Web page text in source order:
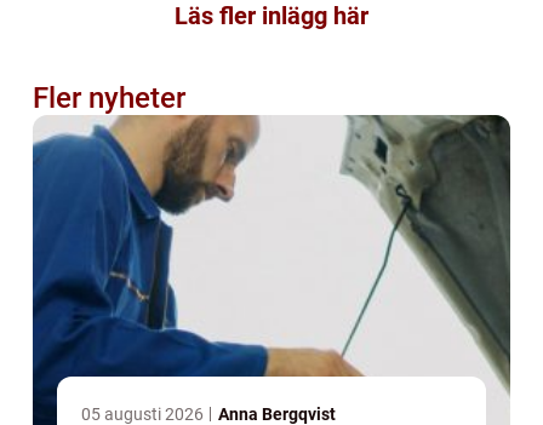
Läs fler inlägg här
Fler nyheter
05 augusti 2026 Anna Bergqvist